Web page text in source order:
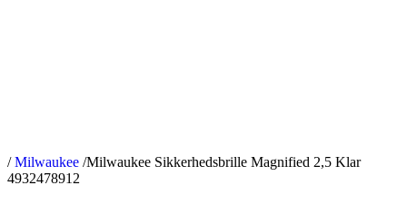
/ Milwaukee /Milwaukee Sikkerhedsbrille Magnified 2,5 Klar
4932478912